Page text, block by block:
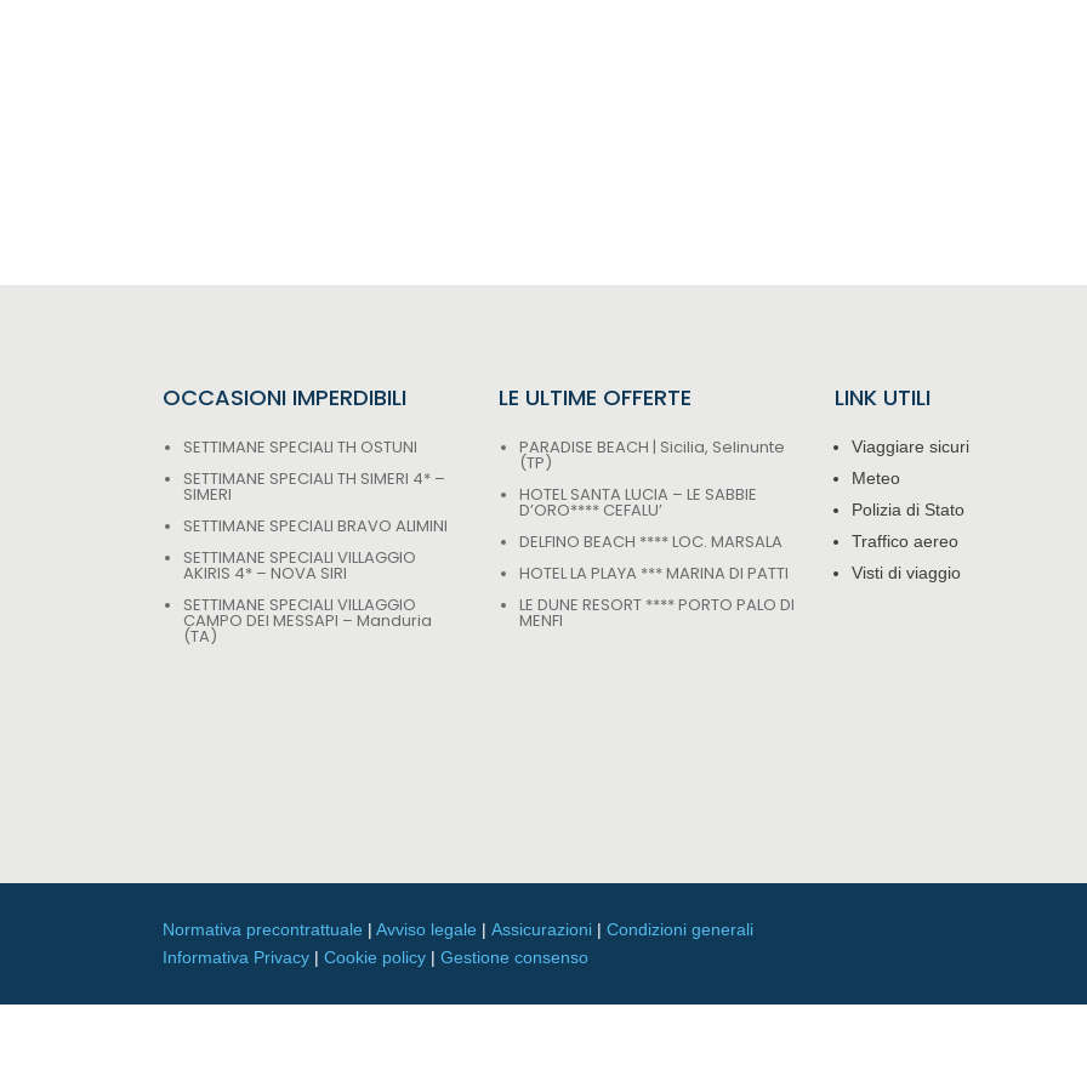
OCCASIONI IMPERDIBILI
SETTIMANE SPECIALI TH OSTUNI
SETTIMANE SPECIALI TH SIMERI 4* –
SIMERI
SETTIMANE SPECIALI BRAVO ALIMINI
SETTIMANE SPECIALI VILLAGGIO
AKIRIS 4* – NOVA SIRI
SETTIMANE SPECIALI VILLAGGIO
CAMPO DEI MESSAPI – Manduria
(TA)
LE ULTIME OFFERTE
PARADISE BEACH | Sicilia, Selinunte
(TP)
HOTEL SANTA LUCIA – LE SABBIE
D’ORO**** CEFALU’
DELFINO BEACH **** LOC. MARSALA
HOTEL LA PLAYA *** MARINA DI PATTI
LE DUNE RESORT **** PORTO PALO DI
MENFI
LINK UTILI
Viaggiare sicuri
Meteo
Polizia di Stato
Traffico aereo
Visti di viaggio
Normativa precontrattuale |Avviso legale |Assicurazioni |Condizioni generali
Informativa Privacy |Cookie policy |Gestione consenso